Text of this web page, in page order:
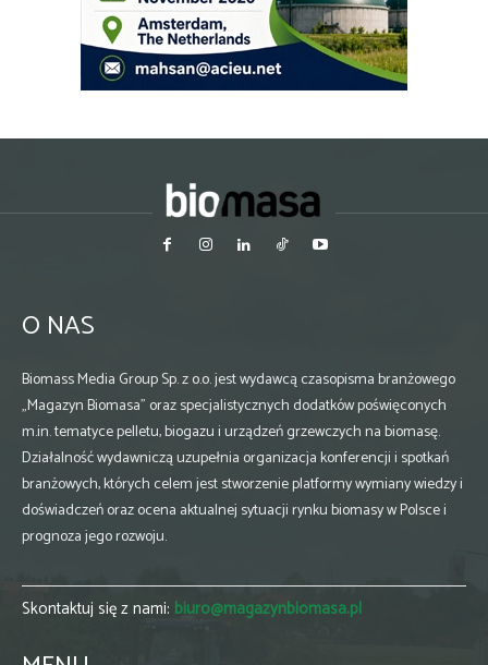
O NAS
Biomass Media Group Sp. z o.o. jest wydawcą czasopisma branżowego
„Magazyn Biomasa” oraz specjalistycznych dodatków poświęconych
m.in. tematyce pelletu, biogazu i urządzeń grzewczych na biomasę.
Działalność wydawniczą uzupełnia organizacja konferencji i spotkań
branżowych, których celem jest stworzenie platformy wymiany wiedzy i
doświadczeń oraz ocena aktualnej sytuacji rynku biomasy w Polsce i
prognoza jego rozwoju.
Skontaktuj się z nami: biuro@magazynbiomasa.pl